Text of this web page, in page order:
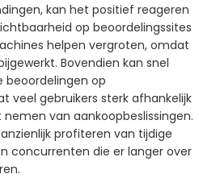
kan het positief reageren
op beoordelingssites
helpen vergroten, omdat
Bovendien kan snel
beoordelingen op
veel gebruikers sterk afhankelijk
van aankoopbeslissingen.
profiteren van tijdige
concurrenten die er langer over